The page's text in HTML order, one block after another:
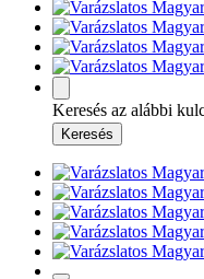
Keresés az alábbi